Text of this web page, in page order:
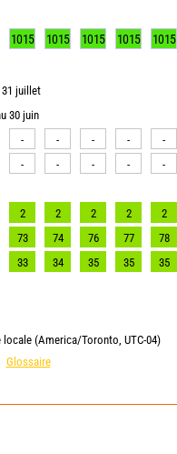
1015 1015 1015 1015 1015
31 juillet
30 juin
- - - - -
- - - - -
2 2 2 2 2
73 74 76 77 78
33 34 35 35 35
(America/Toronto, UTC-04)
Glossaire